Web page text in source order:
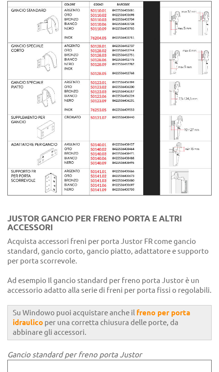
JUSTOR GANCIO PER FRENO PORTA E ALTRI
ACCESSORI
Acquista accessori freni per porta Justor FR come gancio
standard, gancio corto, gancio piatto, adattatore e supporto
per porta scorrevole.
Ad esempio Il gancio standard per freno porta Justor è un
accessorio adatto alla serie di freni per porta fissi o regolabili.
Su Windowo puoi acquistare anche il freno per porta
idraulico per una corretta chiusura delle porte, da
abbinare gli accessori.
Gancio standard per freno porta Justor